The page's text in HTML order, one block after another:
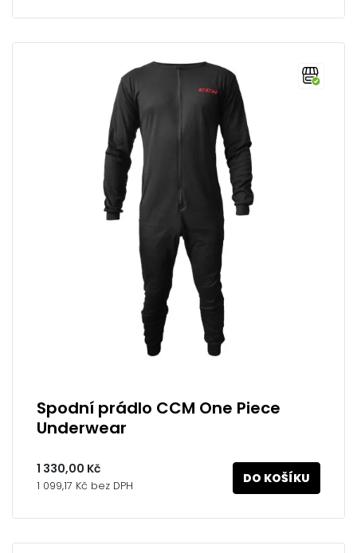
Spodní prádlo CCM One Piece
Underwear
1 330,00 Kč
1 099,17 Kč bez DPH DO KOŠÍKU